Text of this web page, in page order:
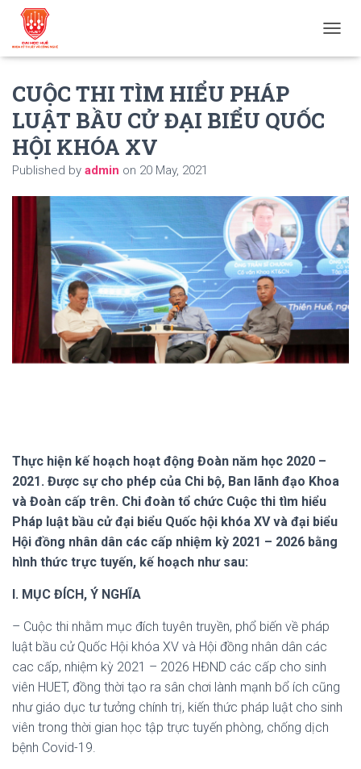
O
G
A
O
N
CUỘC THI TÌM HIỂU PHÁP
LUẬT BẦU CỬ ĐẠI BIỂU QUỐC
HỘI KHÓA XV
Published by admin on 20 May, 2021
Thực hiện kế hoạch hoạt động Đoàn năm học 2020 –
2021. Được sự cho phép của Chi bộ, Ban lãnh đạo Khoa
và Đoàn cấp trên. Chi đoàn tổ chức Cuộc thi tìm hiểu
Pháp luật bầu cử đại biểu Quốc hội khóa XV và đại biểu
Hội đồng nhân dân các cấp nhiệm kỳ 2021 – 2026 bằng
hình thức trực tuyến, kế hoạch như sau:
I. MỤC ĐÍCH, Ý NGHĨA
– Cuộc thi nhằm mục đích tuyên truyền, phổ biến về pháp
luật bầu cử Quốc Hội khóa XV và Hội đồng nhân dân các
cac cấp, nhiệm kỳ 2021 – 2026 HĐND các cấp cho sinh
viên HUET, đồng thời tạo ra sân chơi lành mạnh bổ ích cũng
như giáo dục tư tưởng chính trị, kiến thức pháp luật cho sinh
viên trong thời gian học tập trực tuyến phòng, chống dịch
bệnh Covid-19.